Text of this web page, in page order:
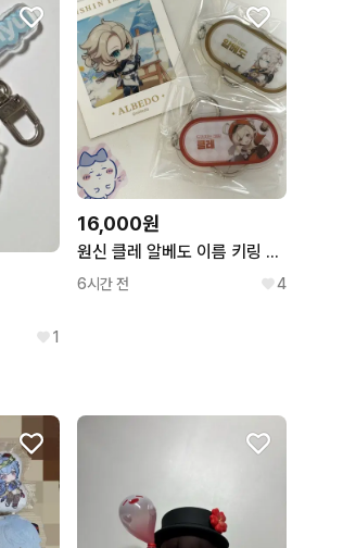
42
1
16,000원
원신 클레 알베도 이름 키링 몬드 카페 입장 특전
6시간 전 4